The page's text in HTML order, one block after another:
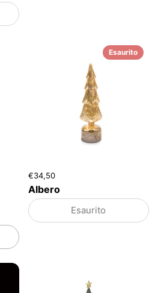
€34,50
Albero
Esaurito
Esaurito